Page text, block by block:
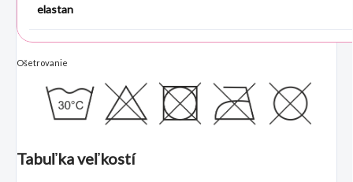
elastan
Ošetrovanie
Tabuľka veľkostí